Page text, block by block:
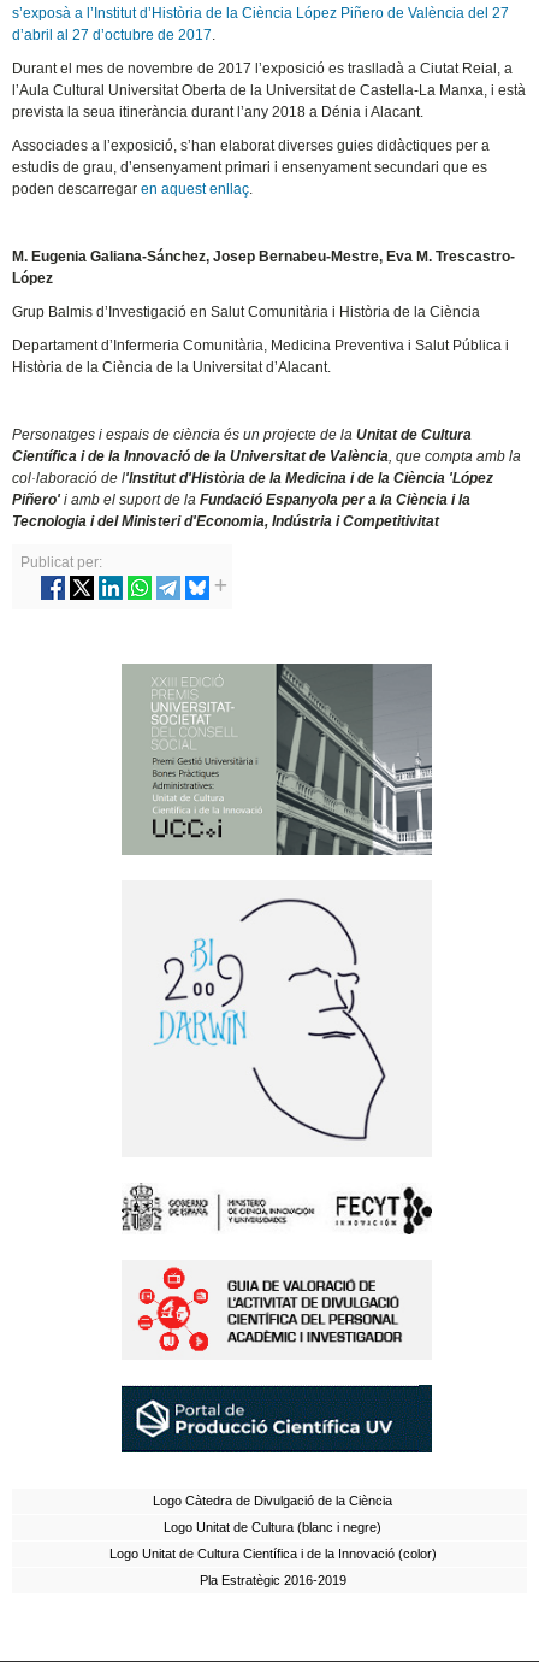
s’exposà a l’Institut d’Història de la Ciència López Piñero de València del 27
d’abril al 27 d’octubre de 2017.
Durant el mes de novembre de 2017 l’exposició es traslladà a Ciutat Reial, a
l’Aula Cultural Universitat Oberta de la Universitat de Castella-La Manxa, i està
prevista la seua itinerància durant l’any 2018 a Dénia i Alacant.
Associades a l’exposició, s’han elaborat diverses guies didàctiques per a
estudis de grau, d’ensenyament primari i ensenyament secundari que es
poden descarregaren aquest enllaç.
M. Eugenia Galiana-Sánchez, Josep Bernabeu-Mestre, Eva M. Trescastro-
López
Grup Balmis d’Investigació en Salut Comunitària i Història de la Ciència
Departament d’Infermeria Comunitària, Medicina Preventiva i Salut Pública i
Història de la Ciència de la Universitat d’Alacant.
Personatges i espais de ciència és un projecte de laUnitat de Cultura
Científica i de la Innovació de la Universitat de València , que compta amb la
col·laboració de l'Institut d'Història de la Medicina i de la Ciència 'López
Piñero' i amb el suport de la Fundació Espanyola per a la Ciència i la
Tecnologia i del Ministeri d'Economia, Indústria i Competitivitat
Publicat per:
Logo Càtedra de Divulgació de la Ciència
Logo Unitat de Cultura (blanc i negre)
Logo Unitat de Cultura Científica i de la Innovació (color)
Pla Estratègic 2016-2019